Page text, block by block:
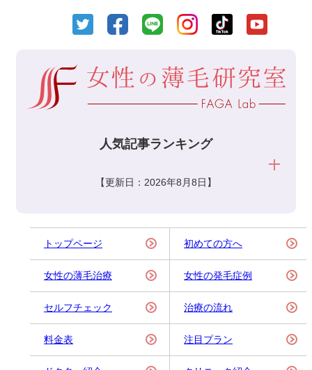
人気記事ランキング
【更新日：2026年8月8日】
トップページ
女性の薄毛治療
セルフチェック
料金表
初めての方へ
女性の発毛症例
治療の流れ
注目プラン